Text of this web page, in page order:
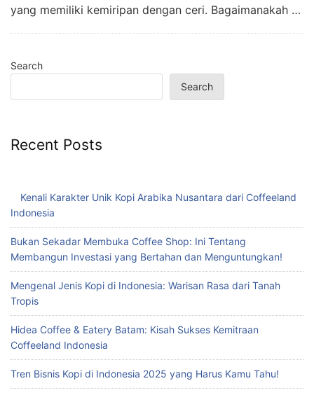
yang memiliki kemiripan dengan ceri. Bagaimanakah …
Search
Search
Recent Posts
Kenali Karakter Unik Kopi Arabika Nusantara dari Coffeeland
Indonesia
Bukan Sekadar Membuka Coffee Shop: Ini Tentang
Membangun Investasi yang Bertahan dan Menguntungkan!
Mengenal Jenis Kopi di Indonesia: Warisan Rasa dari Tanah
Tropis
Hidea Coffee & Eatery Batam: Kisah Sukses Kemitraan
Coffeeland Indonesia
Tren Bisnis Kopi di Indonesia 2025 yang Harus Kamu Tahu!